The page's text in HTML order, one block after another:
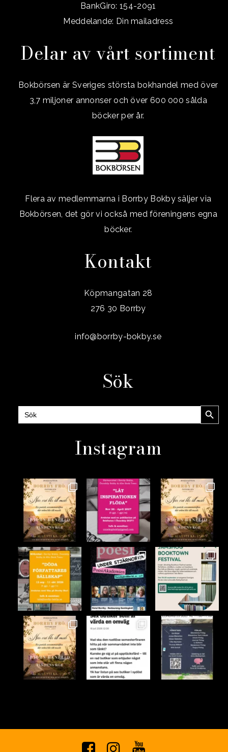
BankGiro: 154-2091
Meddelande: Din mailadress
Delar av vårt sortiment
Bokbörsen är Sveriges största bokhandel med över
3,7 miljoner annonser och över 600 000 sålda
böcker per år.
Flera av medlemmarna i Borrby Bokby säljer via
Bokbörsen, det gör vi också med föreningens egna
böcker.
Kontakt
Köpmangatan 28
276 30 Borrby
info@borrby-bokby.se
Sök
Sök
efter:
Instagram